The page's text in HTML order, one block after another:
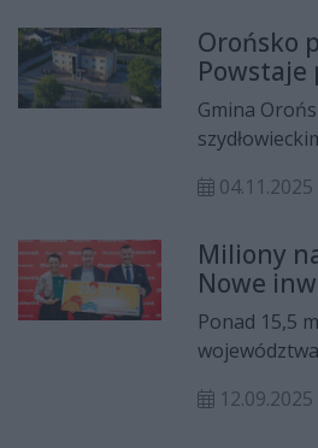
Orońsko
Powstaje
żłobek,
drogach i
Gmina
żłobek i
przy
04.11.2025
Miliony
Nowe
Ponad 15,5
samorządów